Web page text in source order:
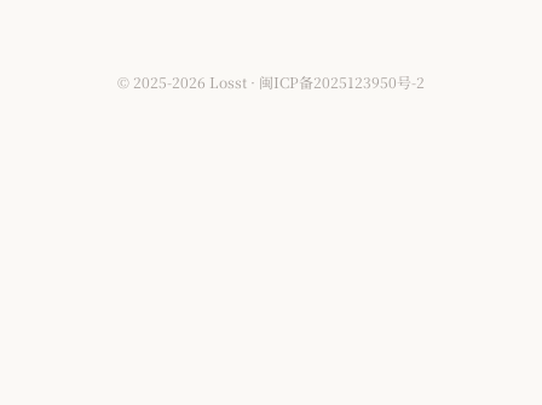
© 2025-2026 Losst · 闽ICP备2025123950号-2